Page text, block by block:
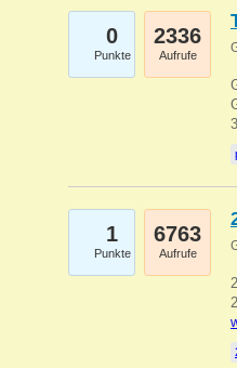
0
Punkte
2336
Aufrufe
1
Punkte
6763
Aufrufe